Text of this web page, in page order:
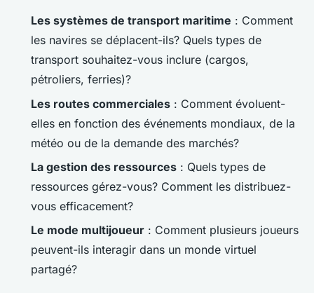
Les systèmes de transport maritime : Comment
les navires se déplacent-ils? Quels types de
transport souhaitez-vous inclure (cargos,
pétroliers, ferries)?
Les routes commerciales : Comment évoluent-
elles en fonction des événements mondiaux, de la
météo ou de la demande des marchés?
La gestion des ressources : Quels types de
ressources gérez-vous? Comment les distribuez-
vous efficacement?
Le mode multijoueur : Comment plusieurs joueurs
peuvent-ils interagir dans un monde virtuel
partagé?